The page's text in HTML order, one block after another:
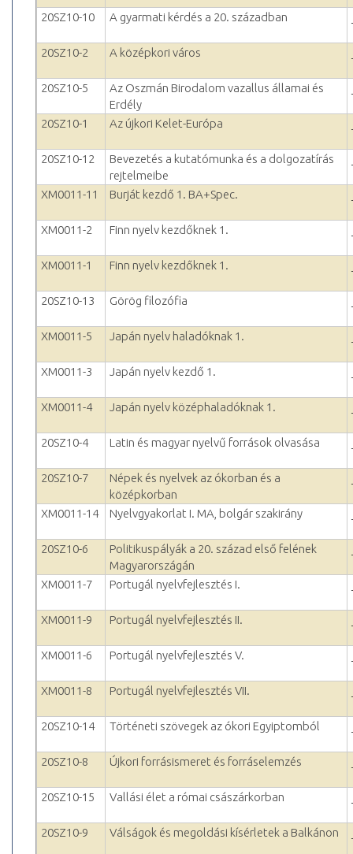
20SZ10-10 A gyarmati kérdés a 20. században
20SZ10-2 A középkori város
20SZ10-5
Az Oszmán Birodalom vazallus államai és
Erdély
20SZ10-1 Az újkori Kelet-Európa
20SZ10-12
Bevezetés a kutatómunka és a dolgozatírás
rejtelmeibe
XM0011-11 Burját kezdő 1. BA+Spec.
XM0011-2 Finn nyelv kezdőknek 1.
XM0011-1 Finn nyelv kezdőknek 1.
20SZ10-13 Görög filozófia
XM0011-5 Japán nyelv haladóknak 1.
XM0011-3 Japán nyelv kezdő 1.
XM0011-4 Japán nyelv középhaladóknak 1.
20SZ10-4 Latin és magyar nyelvű források olvasása
20SZ10-7
Népek és nyelvek az ókorban és a
középkorban
XM0011-14 Nyelvgyakorlat I. MA, bolgár szakirány
20SZ10-6
Politikuspályák a 20. század első felének
Magyarországán
XM0011-7 Portugál nyelvfejlesztés I.
XM0011-9 Portugál nyelvfejlesztés II.
XM0011-6 Portugál nyelvfejlesztés V.
XM0011-8 Portugál nyelvfejlesztés VII.
20SZ10-14 Történeti szövegek az ókori Egyiptomból
20SZ10-8 Újkori forrásismeret és forráselemzés
20SZ10-15 Vallási élet a római császárkorban
20SZ10-9 Válságok és megoldási kísérletek a Balkánon